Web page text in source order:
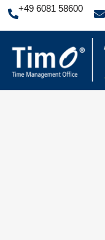
+49 6081 58600